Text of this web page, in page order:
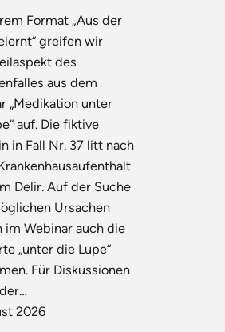
Format „Aus der
greifen wir
des
aus dem
„Medikation unter
auf. Die fiktive
in Fall Nr. 37 litt nach
Delir. Auf der Suche
Ursachen
im Webinar auch die
„unter die Lupe“
Für Diskussionen
2026